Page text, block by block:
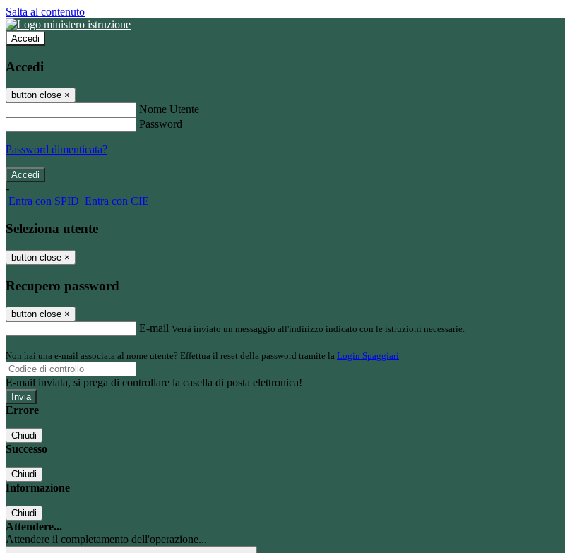
Salta al contenuto
Accedi
Accedi
button close ×
Nome Utente
Password
Password dimenticata?
-
Entra con SPID Entra con CIE
Seleziona utente
button close ×
Recupero password
button close ×
E-mail Verrà inviato un messaggio all'indirizzo indicato con le istruzioni necessarie.
Non hai una e-mail associata al nome utente? Effettua il reset della password tramite la Login Spaggiari
E-mail inviata, si prega di controllare la casella di posta elettronica!
Errore
Chiudi
Successo
Chiudi
Informazione
Chiudi
Attendere...
Attendere il completamento dell'operazione...